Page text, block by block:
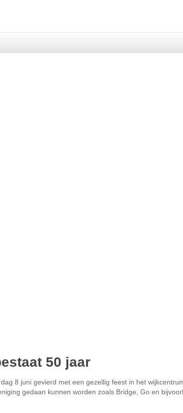
50 jaar
8 juni gevierd met een gezellig feest in het
gedaan kunnen worden zoals Bridge, Go en